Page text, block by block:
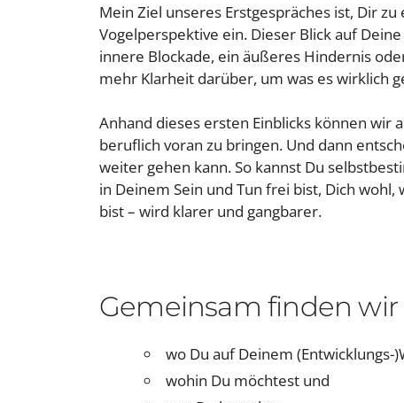
Mein Ziel unseres Erstgespräches ist, Dir
Vogelperspektive ein. Dieser Blick auf
innere Blockade, ein äußeres Hindernis
mehr Klarheit darüber, um was es wirklich
Anhand dieses ersten Einblicks können wir
beruflich voran zu bringen. Und dann
weiter gehen kann. So kannst Du
in Deinem Sein und Tun frei bist, Dich
bist – wird klarer und gangbarer.
Gemeinsam finden wir
wo Du auf Deinem (Entwicklungs-
wohin Du möchtest und